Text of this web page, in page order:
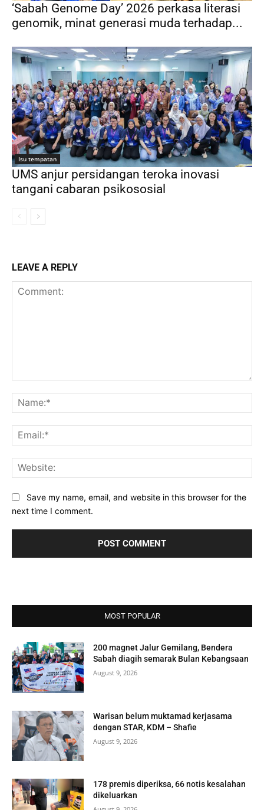
‘Sabah Genome Day’ 2026 perkasa literasi
genomik, minat generasi muda terhadap...
Isu tempatan
UMS anjur persidangan teroka inovasi
tangani cabaran psikososial
LEAVE A REPLY
Save my name, email, and website in this browser for the
next time I comment.
MOST POPULAR
200 magnet Jalur Gemilang, Bendera
Sabah diagih semarak Bulan Kebangsaan
August 9, 2026
Warisan belum muktamad kerjasama
dengan STAR, KDM – Shafie
August 9, 2026
178 premis diperiksa, 66 notis kesalahan
dikeluarkan